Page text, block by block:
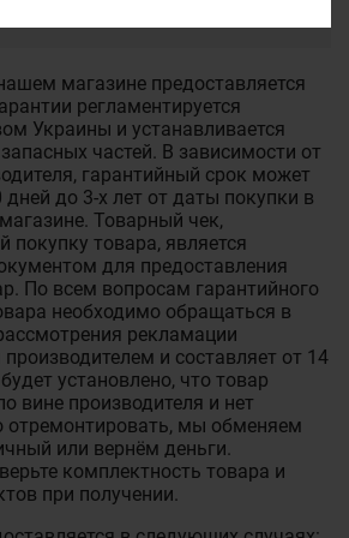
магазине предоставляется
регламентируется
Украины и устанавливается
частей. В зависимости от
гарантийный срок может
дней до 3-х лет от даты покупки в
Товарный чек,
товара, является
для предоставления
По всем вопросам гарантийного
необходимо обращаться в
рекламации
производителем и составляет от 14
установлено, что товар
вине производителя и нет
отремонтировать, мы обменяем
или вернём деньги.
комплектность товара и
при получении.